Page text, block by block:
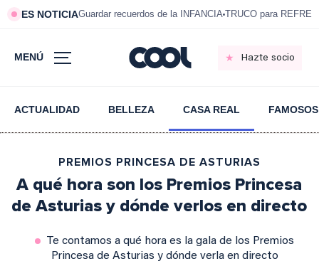
ES NOTICIAGuardar recuerdos de la INFANCIA TRUCO para
MENÚ Hazte socio
ACTUALIDAD BELLEZA CASA REAL FAMOSOS
PREMIOS PRINCESA DE ASTURIAS
A qué hora son los Premios Princesa
de Asturias y dónde verlos en directo
Te contamos a qué hora es la gala de los Premios
Princesa de Asturias y dónde verla en directo